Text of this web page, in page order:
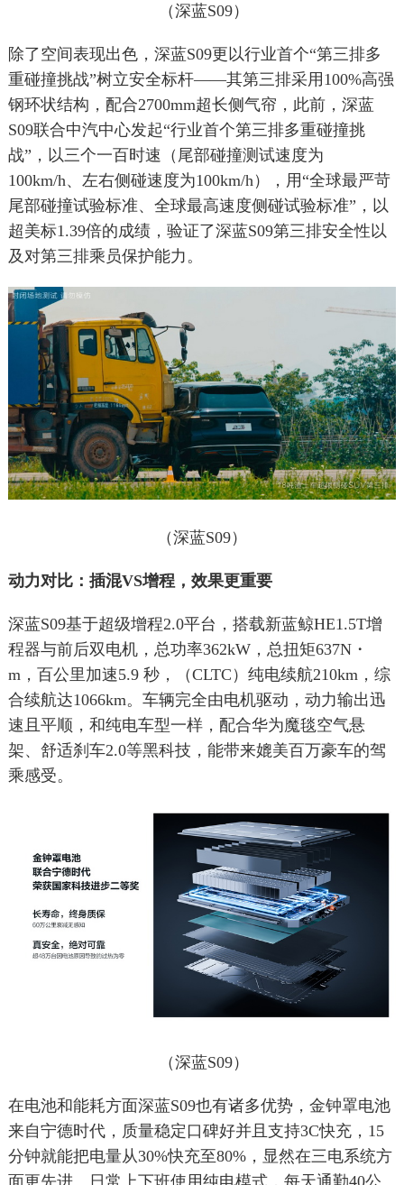
（深蓝S09）
除了空间表现出色，深蓝S09更以行业首个“第三排多
重碰撞挑战”树立安全标杆——其第三排采用100%高强
钢环状结构，配合2700mm超长侧气帘，此前，深蓝
S09联合中汽中心发起“行业首个第三排多重碰撞挑
战”，以三个一百时速（尾部碰撞测试速度为
100km/h、左右侧碰速度为100km/h），用“全球最严苛
尾部碰撞试验标准、全球最高速度侧碰试验标准”，以
超美标1.39倍的成绩，验证了深蓝S09第三排安全性以
及对第三排乘员保护能力。
（深蓝S09）
动力对比：插混VS增程，效果更重要
深蓝S09基于超级增程2.0平台，搭载新蓝鲸HE1.5T增
程器与前后双电机，总功率362kW，总扭矩637N・
m，百公里加速5.9 秒，（CLTC）纯电续航210km，综
合续航达1066km。车辆完全由电机驱动，动力输出迅
速且平顺，和纯电车型一样，配合华为魔毯空气悬
架、舒适刹车2.0等黑科技，能带来媲美百万豪车的驾
乘感受。
（深蓝S09）
在电池和能耗方面深蓝S09也有诸多优势，金钟罩电池
来自宁德时代，质量稳定口碑好并且支持3C快充，15
分钟就能把电量从30%快充至80%，显然在三电系统方